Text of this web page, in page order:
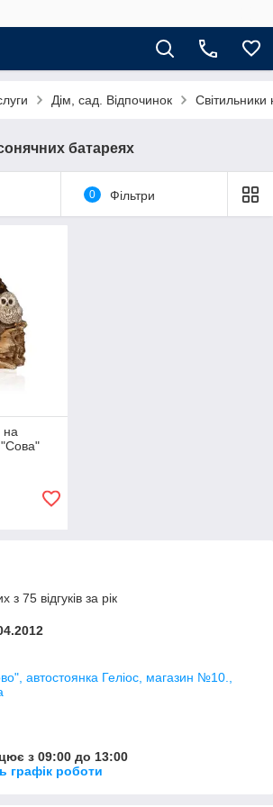
Дім, сад. Відпочинок
батареях
0 Фільтри
на
з 75 відгуків за рік
автостоянка Геліос, магазин №10.,
з 09:00 до 13:00
графік роботи